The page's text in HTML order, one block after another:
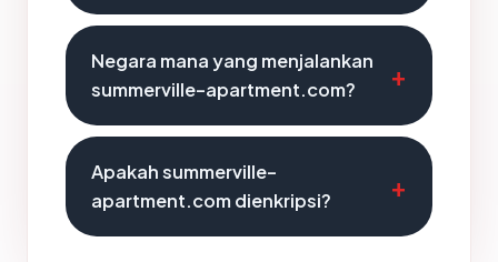
Negara mana yang menjalankan
summerville-apartment.com?
Apakah summerville-
apartment.com dienkripsi?